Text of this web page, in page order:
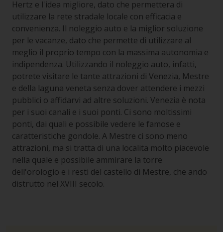
Hertz e l'idea migliore, dato che permettera di
utilizzare la rete stradale locale con efficacia e
convenienza. Il noleggio auto e la miglior soluzione
per le vacanze, dato che permette di utilizzare al
meglio il proprio tempo con la massima autonomia e
indipendenza. Utilizzando il noleggio auto, infatti,
potrete visitare le tante attrazioni di Venezia, Mestre
e della laguna veneta senza dover attendere i mezzi
pubblici o affidarvi ad altre soluzioni. Venezia è nota
per i suoi canali e i suoi ponti. Ci sono moltissimi
ponti, dai quali e possibile vedere le famose e
caratteristiche gondole. A Mestre ci sono meno
attrazioni, ma si tratta di una localita molto piacevole
nella quale e possibile ammirare la torre
dell'orologio e i resti del castello di Mestre, che ando
distrutto nel XVIII secolo.